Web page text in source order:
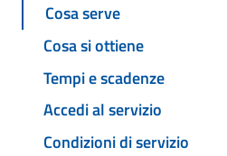
Cosa serve
Cosa si ottiene
Tempi e scadenze
Accedi al servizio
Condizioni di servizio